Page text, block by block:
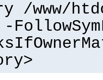
/www/